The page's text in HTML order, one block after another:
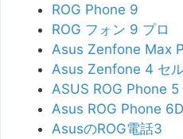
ROG Phone 9
ROG フォン 9 プロ
Asus Zenfone Max
Asus Zenfone 4 セ
ASUS ROG Phone 5
Asus ROG Phone
AsusのROG電話3